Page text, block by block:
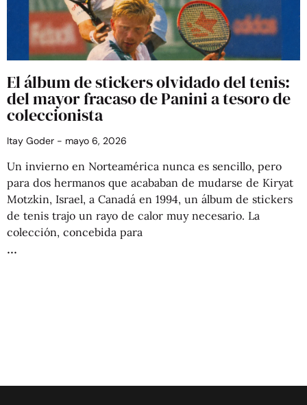
El álbum de stickers olvidado del tenis:
del mayor fracaso de Panini a tesoro de
coleccionista
Itay Goder mayo 6, 2026
Un invierno en Norteamérica nunca es sencillo, pero
para dos hermanos que acababan de mudarse de Kiryat
Motzkin, Israel, a Canadá en 1994, un álbum de stickers
de tenis trajo un rayo de calor muy necesario. La
colección, concebida para